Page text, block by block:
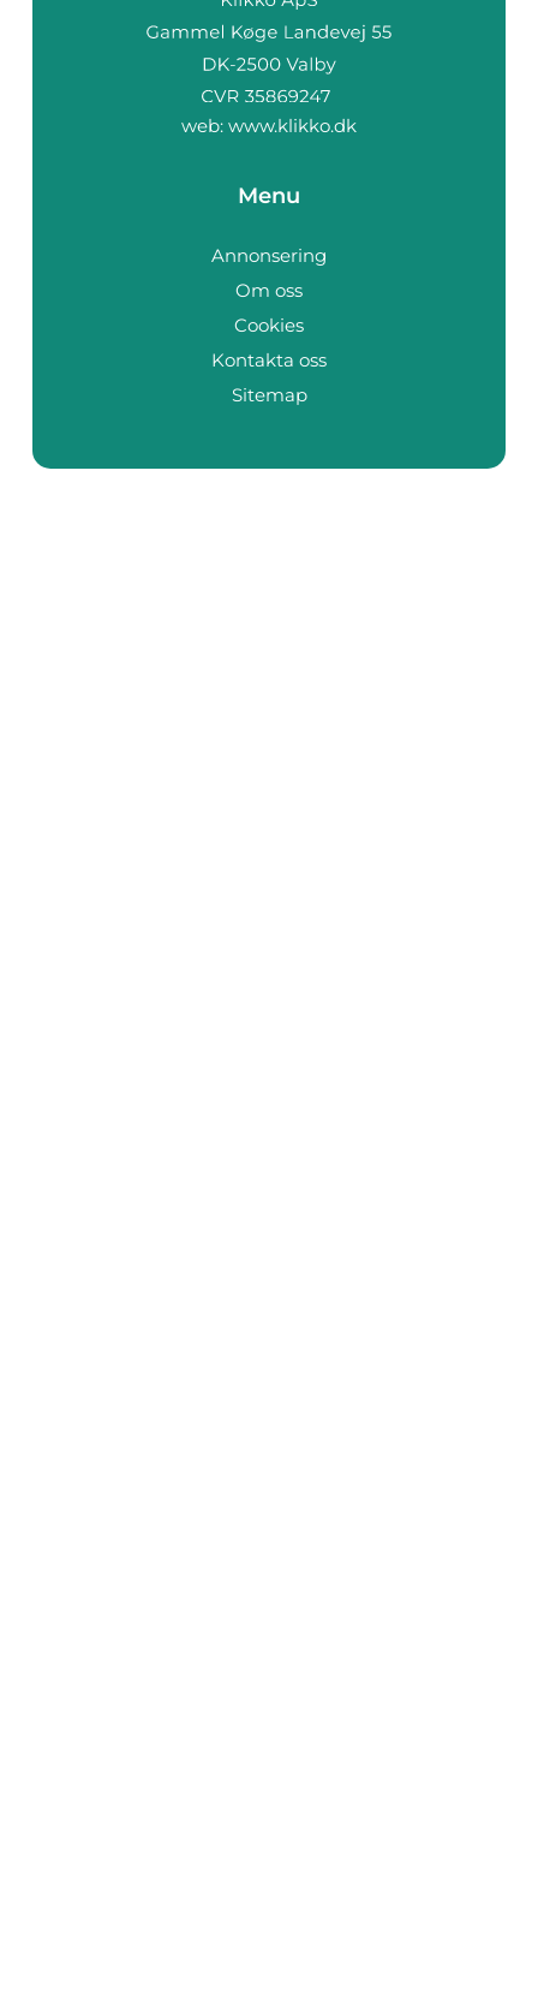
web: www.klikko.dk
Menu
Annonsering
Om oss
Cookies
Kontakta oss
Sitemap